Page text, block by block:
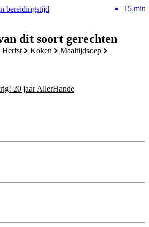
dit soort gerechten
herfst koken maaltijdsoep
20 jaar AllerHande
bereidingstijd
15 min